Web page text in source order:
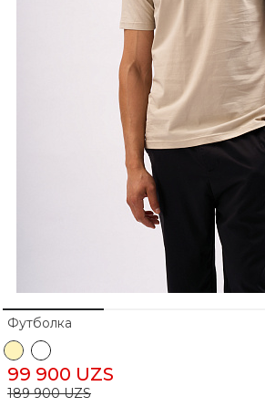
Футболка
99 900 UZS
189 900 UZS